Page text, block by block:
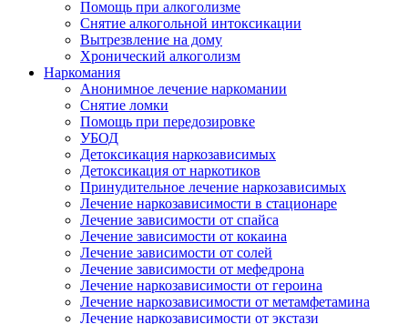
Помощь при алкоголизме
Снятие алкогольной интоксикации
Вытрезвление на дому
Хронический алкоголизм
Наркомания
Анонимное лечение наркомании
Снятие ломки
Помощь при передозировке
УБОД
Детоксикация наркозависимых
Детоксикация от наркотиков
Принудительное лечение наркозависимых
Лечение наркозависимости в стационаре
Лечение зависимости от спайса
Лечение зависимости от кокаина
Лечение зависимости от солей
Лечение зависимости от мефедрона
Лечение наркозависимости от героина
Лечение наркозависимости от метамфетамина
Лечение наркозависимости от экстази